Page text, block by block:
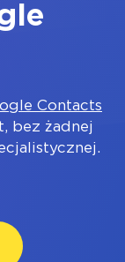
Contacts
bez żadnej